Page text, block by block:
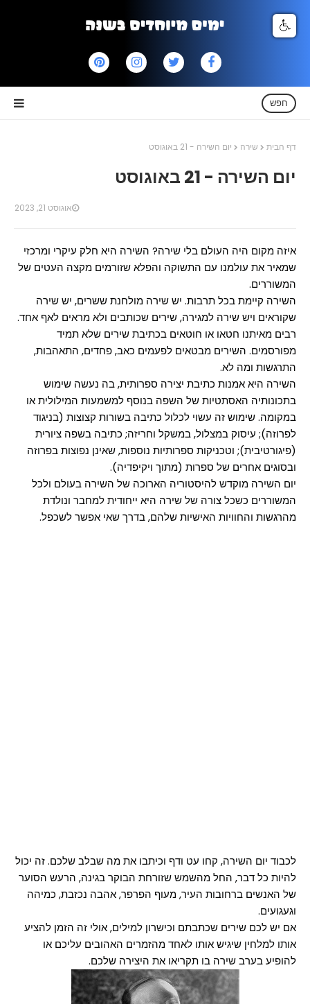
חפש
דף הבית שירה יום השירה - 21 באוגוסט
יום השירה - 21 באוגוסט
אוגוסט 21, 2023
איזה מקום היה העולם בלי שירה? השירה היא חלק עיקרי ומרכזי
שמאיראת עולמנו עם התשוקה והפלא שזורמים מקצה העטים של
המשוררים.
השירה קיימת בכל תרבות. יש שירה מולחנת ששרים, יש שירה
שקוראים ויש שירה למגירה, שירים שכותבים ולא מראים לאף אחד.
רבים מאיתנו חטאו או חוטאים בכתיבת שירים שלא תמיד
מפורסמים. השירים מבטאים לפעמים כאב, פחדים, התאהבות,
התרגשות ומה לא.
השירה היא אמנות כתיבת יצירה ספרותית, בה נעשה שימוש
בתכונותיה האסתטיות של השפה בנוסף למשמעות המילולית או
במקומה. שימוש זה עשוי לכלול כתיבה בשורות קצוצות (בניגוד
לפרוזה); עיסוק במצלול, במשקל וחריזה; כתיבה בשפה ציורית
(פיגורטיבית); וטכניקות ספרותיות נוספות, שאינן נפוצות בפרוזה
ובסוגים אחרים של ספרות (מתוך ויקיפדיה).
יום השירה מוקדש להיסטוריה הארוכה של השירה בעולם ולכל
המשוררים כשכל צורה של שירה היא ייחודית למחבר ונולדת
מהרגשות והחוויות האישיות שלהם, בדרך שאי אפשר לשכפל.
לכבוד יום השירה, קחו עט ודף וכיתבו את מה שבלב שלכם. זה יכול
להיות כל דבר, החל מהשמש שזורחת הבוקר בגינה, הרעש הסוער
של האנשים ברחובות העיר, מעוף הפרפר, אהבה נכזבת, כמיהה
וגעגועים.
אם יש לכם שירים שכתבתם וכישרון למילים, אולי זה הזמן להציע
אותו למלחין שיגיש אותו לאחד מהזמרים האהובים עליכם או
להופיע בערב שירה בו תקריאו את היצירה שלכם.